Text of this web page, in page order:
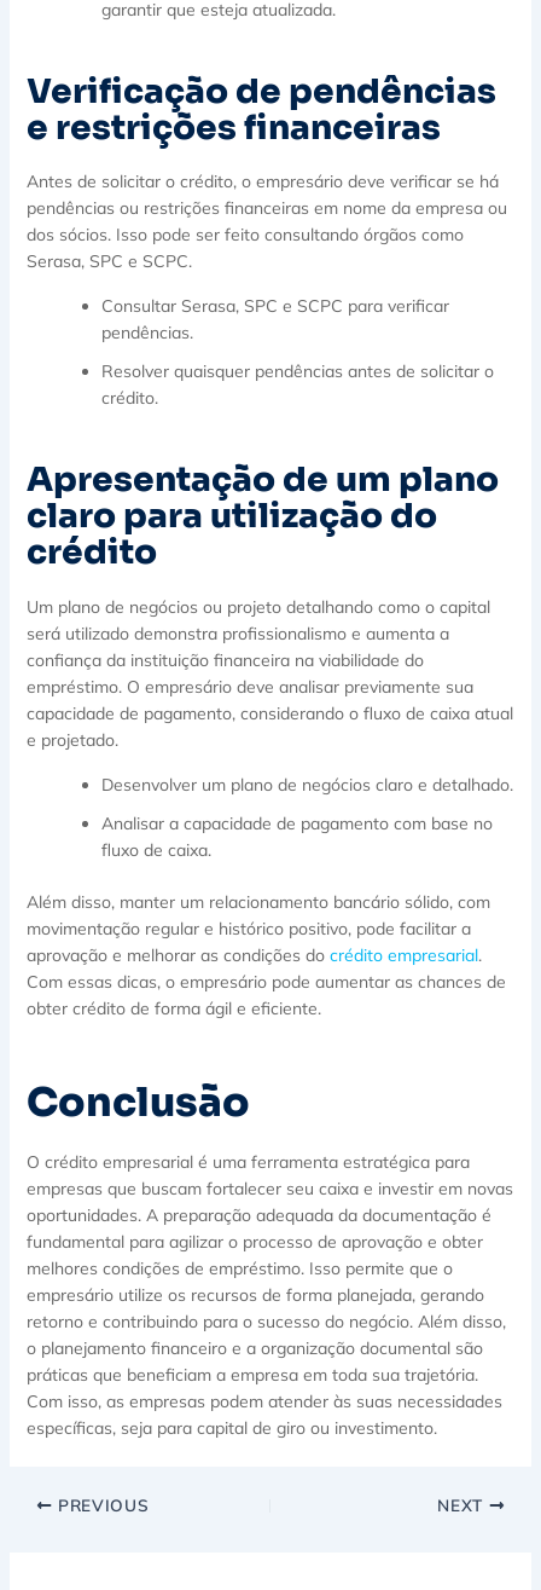
garantir que esteja atualizada.
Verificação de pendências
e restrições financeiras
Antes de solicitar o crédito, o empresário deve verificar se há
pendências ou restrições financeiras em nome da empresa ou
dos sócios. Isso pode ser feito consultando órgãos como
Serasa, SPC e SCPC.
Consultar Serasa, SPC e SCPC para verificar
pendências.
Resolver quaisquer pendências antes de solicitar o
crédito.
Apresentação de um plano
claro para utilização do
crédito
Um plano de negócios ou projeto detalhando como o capital
será utilizado demonstra profissionalismo e aumenta a
confiança da instituição financeira na viabilidade do
empréstimo. O empresário deve analisar previamente sua
capacidade de pagamento, considerando o fluxo de caixa atual
e projetado.
Desenvolver um plano de negócios claro e detalhado.
Analisar a capacidade de pagamento com base no
fluxo de caixa.
Além disso, manter um relacionamento bancário sólido, com
movimentação regular e histórico positivo, pode facilitar a
aprovação e melhorar as condições do crédito empresarial.
Com essas dicas, o empresário pode aumentar as chances de
obter crédito de forma ágil e eficiente.
Conclusão
O crédito empresarial é uma ferramenta estratégica para
empresas que buscam fortalecer seu caixa e investir em novas
oportunidades. A preparação adequada da documentação é
fundamental para agilizar o processo de aprovação e obter
melhores condições de empréstimo. Isso permite que o
empresário utilize os recursos de forma planejada, gerando
retorno e contribuindo para o sucesso do negócio. Além disso,
o planejamento financeiro e a organização documental são
práticas que beneficiam a empresa em toda sua trajetória.
Com isso, as empresas podem atender às suas necessidades
específicas, seja para capital de giro ou investimento.
PREVIOUS NEXT